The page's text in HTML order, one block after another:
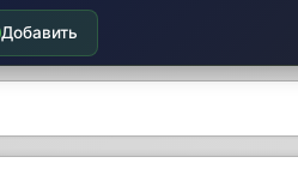
Добавить